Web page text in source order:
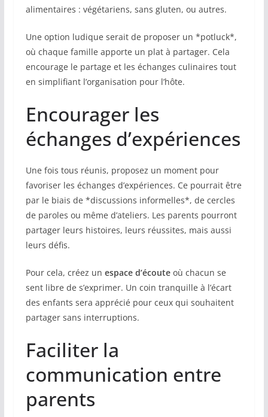
alimentaires : végétariens, sans gluten, ou autres.
Une option ludique serait de proposer un *potluck*,
où chaque famille apporte un plat à partager. Cela
encourage le partage et les échanges culinaires tout
en simplifiant l’organisation pour l’hôte.
Encourager les
échanges d’expériences
Une fois tous réunis, proposez un moment pour
favoriser les échanges d’expériences. Ce pourrait être
par le biais de *discussions informelles*, de cercles
de paroles ou même d’ateliers. Les parents pourront
partager leurs histoires, leurs réussites, mais aussi
leurs défis.
Pour cela, créez un espace d’écouteoù chacun se
sent libre de s’exprimer. Un coin tranquille à l’écart
des enfants sera apprécié pour ceux qui souhaitent
partager sans interruptions.
Faciliter la
communication entre
parents